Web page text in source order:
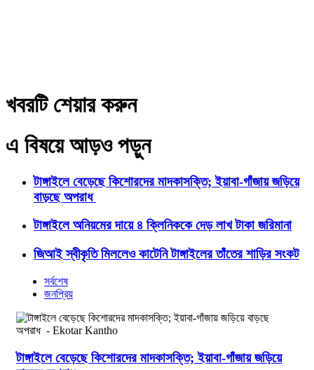
খবরটি শেয়ার করুন
এ বিষয়ে আড়ও পড়ুন
টাঙ্গাইলে বেড়েছে কিশোরদের মাদকাসক্তি; ইয়াবা-গাঁজায় জড়িয়ে
বাড়ছে অপরাধ
টাঙ্গাইলে অনিয়মের দায়ে ৪ ক্লিনিককে দেড় লাখ টাকা জরিমানা
জিআই স্বীকৃতি মিললেও কাটেনি টাঙ্গাইলের তাঁতের শাড়ির সংকট
সর্বশেষ
জনপ্রিয়
টাঙ্গাইলে বেড়েছে কিশোরদের মাদকাসক্তি; ইয়াবা-গাঁজায় জড়িয়ে